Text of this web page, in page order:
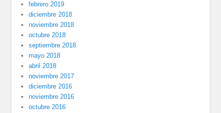
febrero 2019
diciembre 2018
noviembre 2018
octubre 2018
septiembre 2018
mayo 2018
abril 2018
noviembre 2017
diciembre 2016
noviembre 2016
octubre 2016